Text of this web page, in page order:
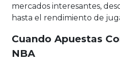
mercados interesantes,
hasta el rendimiento de
Cuando Apuestas
NBA